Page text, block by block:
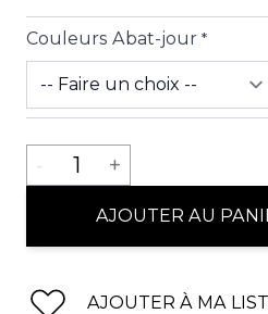
Couleurs Abat-jour *
Quantité
- 1 +
AJOUTER AU
AJOUTER À MA